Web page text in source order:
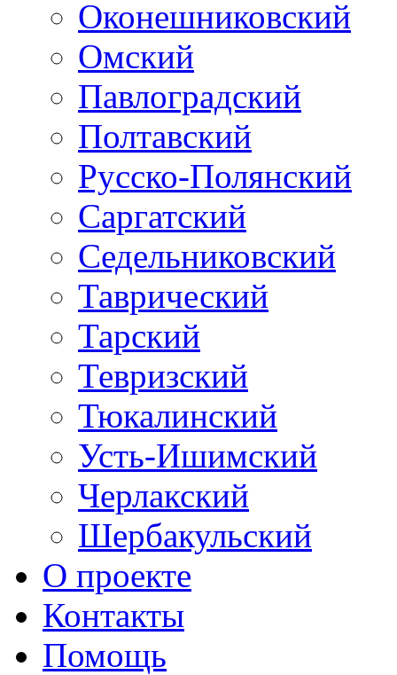
Оконешниковский
Омский
Павлоградский
Полтавский
Русско-Полянский
Саргатский
Седельниковский
Таврический
Тарский
Тевризский
Тюкалинский
Усть-Ишимский
Черлакский
Шербакульский
О проекте
Контакты
Помощь